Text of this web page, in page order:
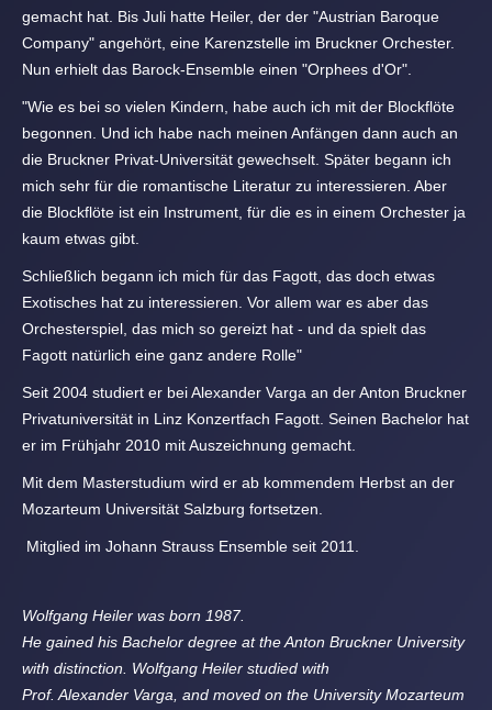
gemacht hat. Bis Juli hatte Heiler, der der "Austrian Baroque
Company" angehört, eine Karenzstelle im Bruckner Orchester.
Nun erhielt das Barock-Ensemble einen "Orphees d'Or".
"Wie es bei so vielen Kindern, habe auch ich mit der Blockflöte
begonnen. Und ich habe nach meinen Anfängen dann auch an
die Bruckner Privat-Universität gewechselt. Später begann ich
mich sehr für die romantische Literatur zu interessieren. Aber
die Blockflöte ist ein Instrument, für die es in einem Orchester ja
kaum etwas gibt.
Schließlich begann ich mich für das Fagott, das doch etwas
Exotisches hat zu interessieren. Vor allem war es aber das
Orchesterspiel, das mich so gereizt hat - und da spielt das
Fagott natürlich eine ganz andere Rolle"
Seit 2004 studiert er bei Alexander Varga an der Anton Bruckner
Privatuniversität in Linz Konzertfach Fagott. Seinen Bachelor hat
er im Frühjahr 2010 mit Auszeichnung gemacht.
Mit dem Masterstudium wird er ab kommendem Herbst an der
Mozarteum Universität Salzburg fortsetzen.
Mitglied im Johann Strauss Ensemble seit 2011.
Wolfgang Heiler was born 1987.
He gained his Bachelor degree at the Anton Bruckner University
with distinction. Wolfgang Heiler studied with
Prof. Alexander Varga, and moved on the University Mozarteum